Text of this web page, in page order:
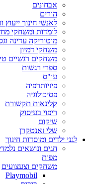
אבחונים
הורים
לאנשי חינוך ייעוץ
לומדות ומשחקי
מוטוריקה עדינה
משחקי דמיון
משחקים רגשיים
ספרי רגשות
עו"ס
פיזיותרפיה
פסיכולוגיה
קלינאות תקשורת
ריפוי בעיסוק
שיקום
שלי זאנטקרן
לגני ילדים ומוסדות חינוך
חגים ונושאים
מפות
משחקים וצעצועים
Playmobil